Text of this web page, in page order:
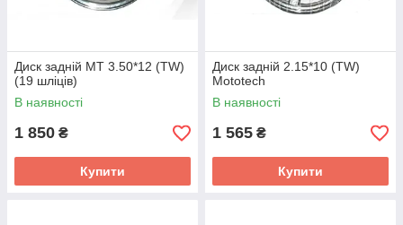
Диск задній MT 3.50*12 (TW)
(19 шліців)
В наявності
1 850 ₴
Купити
Диск задній 2.15*10 (TW)
Mototech
В наявності
1 565 ₴
Купити